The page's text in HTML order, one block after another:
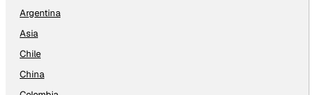
Argentina
Asia
Chile
China